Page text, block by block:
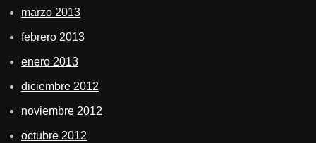
marzo 2013
febrero 2013
enero 2013
diciembre 2012
noviembre 2012
octubre 2012